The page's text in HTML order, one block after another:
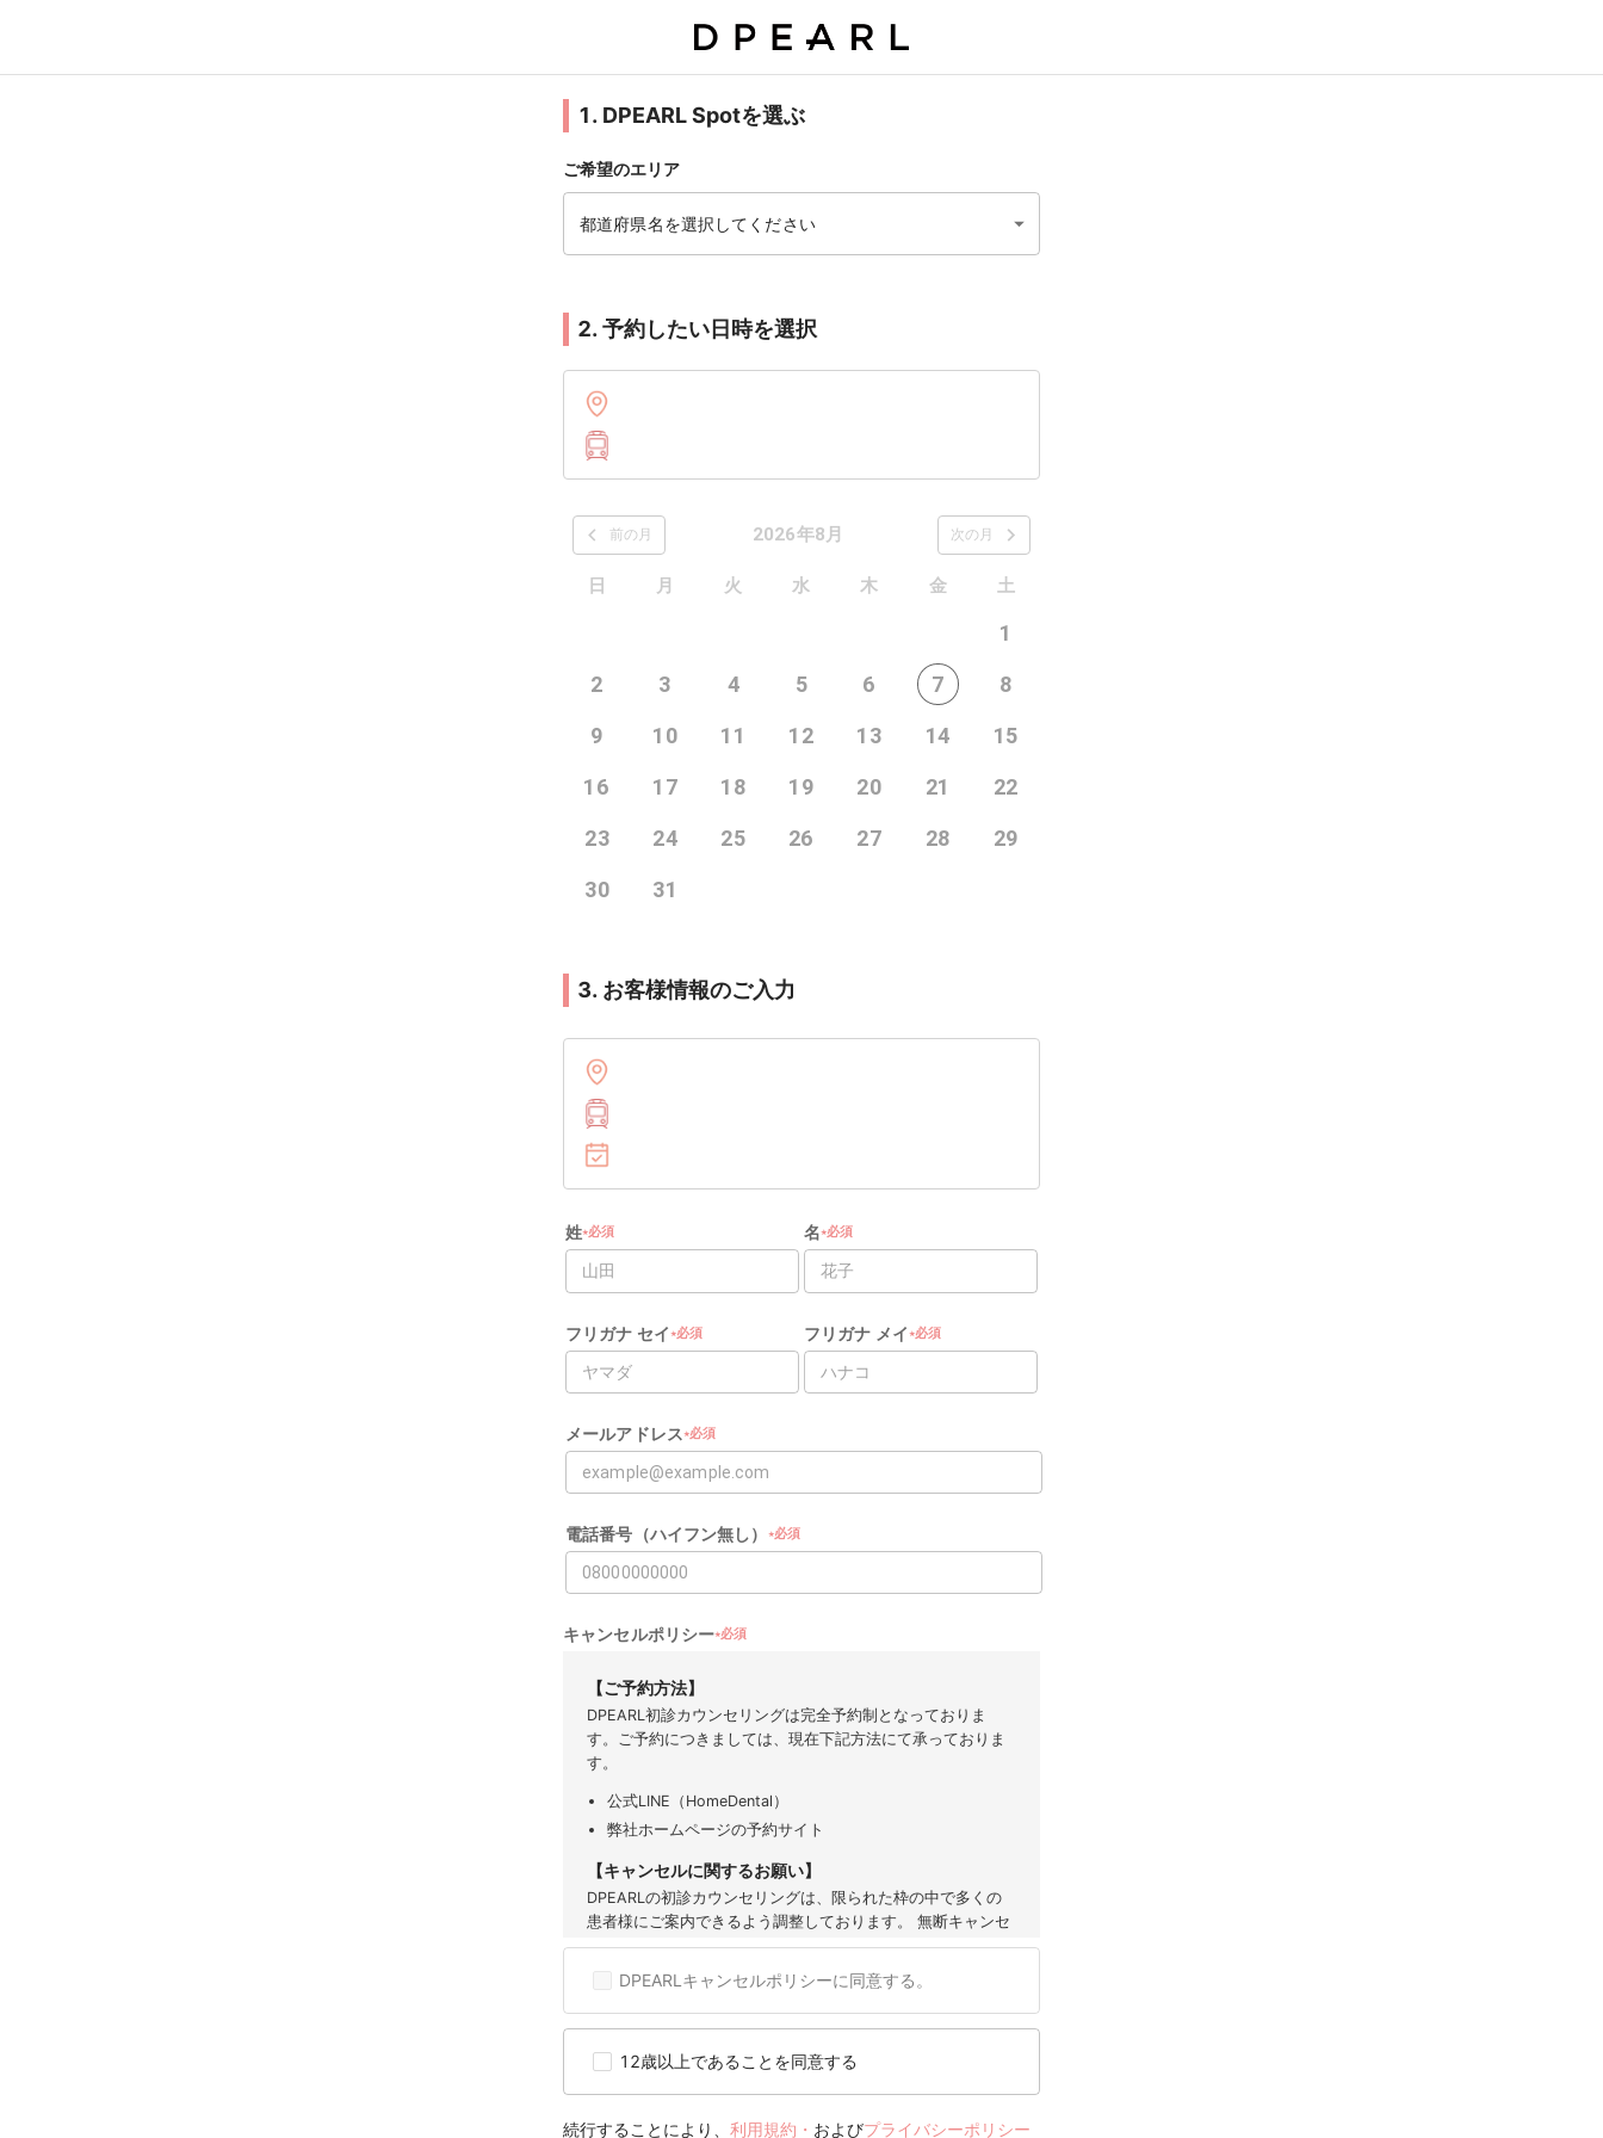
1. DPEARL Spotを選ぶ
ご希望のエリア
都道府県名を選択してください
2. 予約したい日時を選択
2026年8月
前の月 次の月
日 月 火 水 木 金 土
1
2 3 4 5 6 7 8
9 10 11 12 13 14 15
16 17 18 19 20 21 22
23 24 25 26 27 28 29
30 31
3. お客様情報のご入力
姓★必須 名★必須
フリガナ セイ ★必須 フリガナ メイ ★必須
メールアドレス★必須
電話番号（ハイフン無し） ★必須
キャンセルポリシー★必須
【ご予約方法】
DPEARL初診カウンセリングは完全予約制となっておりま
す。ご予約につきましては、現在下記方法にて承っておりま
す。
公式LINE（HomeDental）
弊社ホームページの予約サイト
【キャンセルに関するお願い】
DPEARLの初診カウンセリングは、限られた枠の中で多くの
患者様にご案内できるよう調整しております。 無断キャンセ
ルや直前のご連絡は、他の患者様の機会を奪うだけでなく、
提携歯科医院にも大きなご迷惑となります。 そのため、ご予
約後のキャンセルは原則お控えいただきますようお願い申し
上げます。 度重なるキャンセルや無断キャンセルが確認され
ただくことがございますので、 何卒ご理解とご協力をお願い
【キャンセル可能期間】
DPEARLキャンセルポリシーに同意する。
12歳以上であることを同意する
続行することにより、 利用規約・ およびプライバシーポリシー